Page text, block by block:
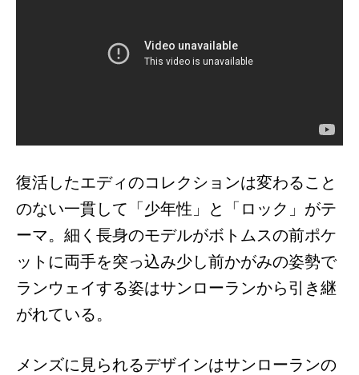
復活したエディのコレクションは変わること
のない一貫して「少年性」と「ロック」がテ
ーマ。細く長身のモデルがボトムスの前ポケ
ットに両手を突っ込み少し前かがみの姿勢で
ランウェイする姿はサンローランから引き継
がれている。
メンズに見られるデザインはサンローランの